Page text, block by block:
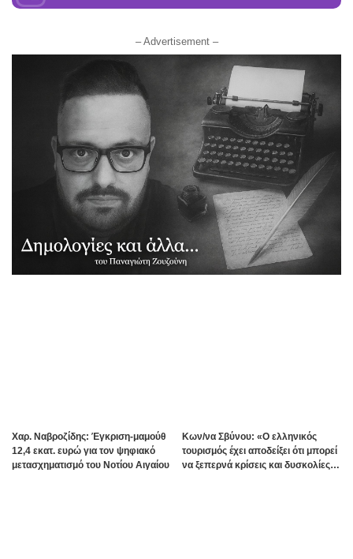
– Advertisement –
Χαρ. Ναβροζίδης: Έγκριση-μαμούθ
12,4 εκατ. ευρώ για τον ψηφιακό
μετασχηματισμό του Νοτίου Αιγαίου
Kων/να Σβύνου: «Ο ελληνικός
τουρισμός έχει αποδείξει ότι μπορεί
να ξεπερνά κρίσεις και δυσκολίες»